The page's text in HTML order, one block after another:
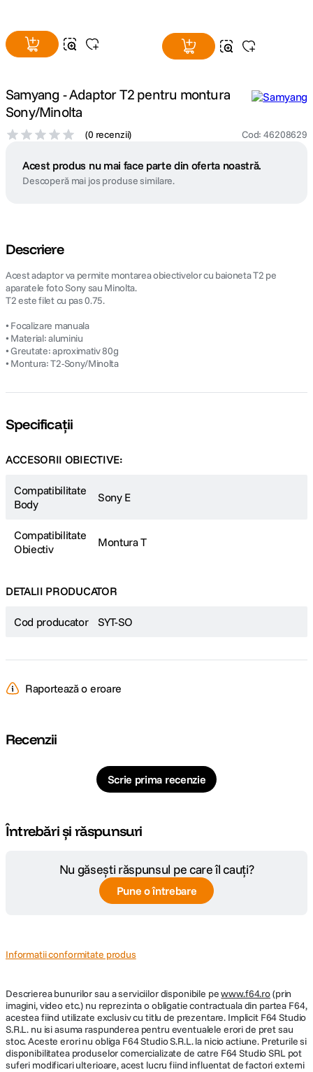
Samyang - Adaptor T2 pentru montura
Sony/Minolta
(0 recenzii) Cod:46208629
Acest produs nu mai face parte din oferta noastră.
Descoperă mai jos produse similare.
Descriere
Acest adaptor va permite montarea obiectivelor cu baioneta T2 pe
aparatele foto Sony sau Minolta.
T2 este filet cu pas 0.75.
• Focalizare manuala
• Material: aluminiu
• Greutate: aproximativ 80g
• Montura: T2-Sony/Minolta
Specificații
ACCESORII OBIECTIVE:
Compatibilitate
Body
Sony E
Compatibilitate
Obiectiv
Montura T
DETALII PRODUCATOR
Cod producator SYT-SO
Raportează o eroare
Recenzii
Scrie prima recenzie
Întrebări și răspunsuri
Nu găsești răspunsul pe care îl cauți?
Pune o întrebare
Informatii conformitate produs
Descrierea bunurilor sau a serviciilor disponibile pewww.f64.ro(prin
imagini, video etc.) nu reprezinta o obligatie contractuala din partea F64,
acestea fiind utilizate exclusiv cu titlu de prezentare. Implicit F64 Studio
S.R.L. nu isi asuma raspunderea pentru eventualele erori de pret sau
stoc. Aceste erori nu obliga F64 Studio S.R.L. la nicio actiune. Preturile si
disponibilitatea produselor comercializate de catre F64 Studio SRL pot
suferi modificari ulterioare, acest lucru fiind influentat de factori externi